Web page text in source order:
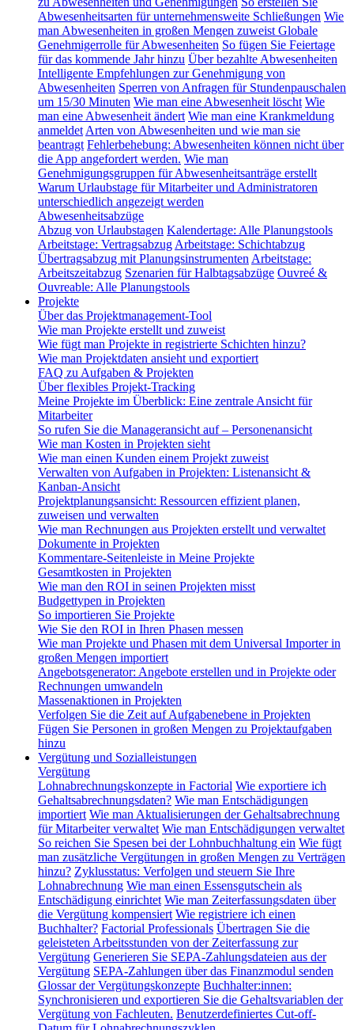
Abwesenheitsarten für unternehmensweite Schließungen Wie
man Abwesenheiten in großen Mengen zuweist Globale
Genehmigerrolle für Abwesenheiten So fügen Sie Feiertage
für das kommende Jahr hinzu Über bezahlte Abwesenheiten
Intelligente Empfehlungen zur Genehmigung von
Abwesenheiten Sperren von Anfragen für Stundenpauschalen
um 15/30 Minuten Wie man eine Abwesenheit löscht Wie
man eine Abwesenheit ändert Wie man eine Krankmeldung
anmeldet Arten von Abwesenheiten und wie man sie
beantragt Fehlerbehebung: Abwesenheiten können nicht über
die App angefordert werden. Wie man
Genehmigungsgruppen für Abwesenheitsanträge erstellt
Warum Urlaubstage für Mitarbeiter und Administratoren
unterschiedlich angezeigt werden
Abwesenheitsabzüge
Abzug von Urlaubstagen Kalendertage: Alle Planungstools
Arbeitstage: Vertragsabzug Arbeitstage: Schichtabzug
Übertragsabzug mit Planungsinstrumenten Arbeitstage:
Arbeitszeitabzug Szenarien für Halbtagsabzüge Ouvreé &
Ouvreable: Alle Planungstools
Projekte
Über das Projektmanagement-Tool
Wie man Projekte erstellt und zuweist
Wie fügt man Projekte in registrierte Schichten hinzu?
Wie man Projektdaten ansieht und exportiert
FAQ zu Aufgaben & Projekten
Über flexibles Projekt-Tracking
Meine Projekte im Überblick: Eine zentrale Ansicht für
Mitarbeiter
So rufen Sie die Manageransicht auf – Personenansicht
Wie man Kosten in Projekten sieht
Wie man einen Kunden einem Projekt zuweist
Verwalten von Aufgaben in Projekten: Listenansicht &
Kanban-Ansicht
Projektplanungsansicht: Ressourcen effizient planen,
zuweisen und verwalten
Wie man Rechnungen aus Projekten erstellt und verwaltet
Dokumente in Projekten
Kommentare-Seitenleiste in Meine Projekte
Gesamtkosten in Projekten
Wie man den ROI in seinen Projekten misst
Budgettypen in Projekten
So importieren Sie Projekte
Wie Sie den ROI in Ihren Phasen messen
Wie man Projekte und Phasen mit dem Universal Importer in
großen Mengen importiert
Angebotsgenerator: Angebote erstellen und in Projekte oder
Rechnungen umwandeln
Massenaktionen in Projekten
Verfolgen Sie die Zeit auf Aufgabenebene in Projekten
Fügen Sie Personen in großen Mengen zu Projektaufgaben
hinzu
Vergütung und Sozialleistungen
Vergütung
Lohnabrechnungskonzepte in Factorial Wie exportiere ich
Gehaltsabrechnungsdaten? Wie man Entschädigungen
importiert Wie man Aktualisierungen der Gehaltsabrechnung
für Mitarbeiter verwaltet Wie man Entschädigungen verwaltet
So reichen Sie Spesen bei der Lohnbuchhaltung ein Wie fügt
man zusätzliche Vergütungen in großen Mengen zu Verträgen
hinzu? Zyklusstatus: Verfolgen und steuern Sie Ihre
Lohnabrechnung Wie man einen Essensgutschein als
Entschädigung einrichtet Wie man Zeiterfassungsdaten über
die Vergütung kompensiert Wie registriere ich einen
Buchhalter? Factorial Professionals Übertragen Sie die
geleisteten Arbeitsstunden von der Zeiterfassung zur
Vergütung Generieren Sie SEPA-Zahlungsdateien aus der
Vergütung SEPA-Zahlungen über das Finanzmodul senden
Glossar der Vergütungskonzepte Buchhalter:innen:
Synchronisieren und exportieren Sie die Gehaltsvariablen der
Vergütung von Fachleuten. Benutzerdefiniertes Cut-off-